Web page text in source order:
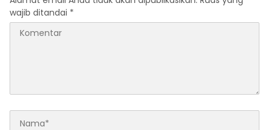
wajib ditandai *